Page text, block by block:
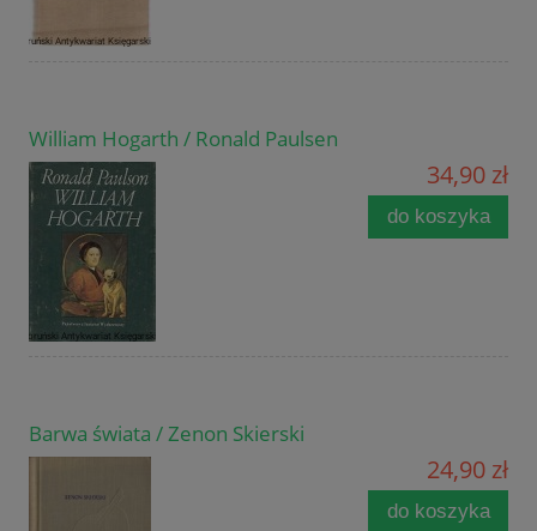
William Hogarth / Ronald Paulsen
34,90 zł
do koszyka
Barwa świata / Zenon Skierski
24,90 zł
do koszyka